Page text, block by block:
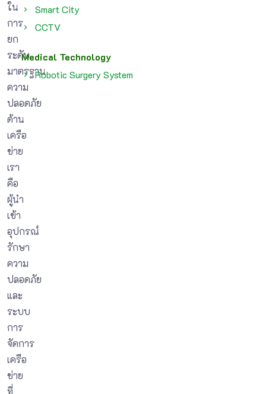
ใน
การ
ยก
ระดับ
มาตรฐาน
ความ
ปลอดภัย
ด้าน
เครือ
ข่าย
เรา
คือ
ผู้นำ
เข้า
อุปกรณ์
รักษา
ความ
ปลอดภัย
และ
ระบบ
การ
จัดการ
เครือ
ข่าย
Smart City
CCTV
Medical Technology
Robotic Surgery System